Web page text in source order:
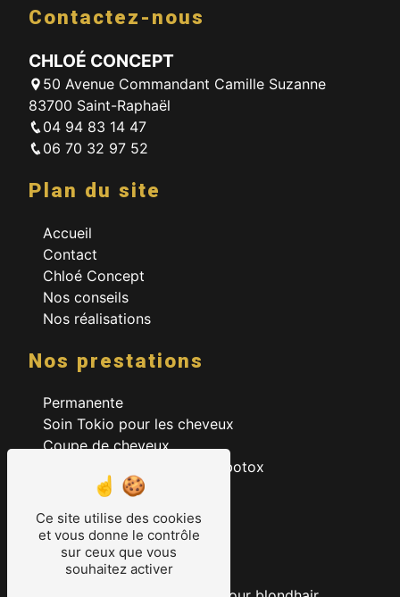
Contactez-nous
CHLOÉ CONCEPT
50 Avenue Commandant Camille Suzanne
83700 Saint-Raphaël
04 94 83 14 47
06 70 32 97 52
Plan du site
Accueil
Contact
Chloé Concept
Nos conseils
Nos réalisations
Nos prestations
Permanente
Soin Tokio pour les cheveux
Coupe de cheveux
Lissage à la kératine et au botox
Coloration
Ombré hair
Dégradés
Undercut
Visagiste Homme Femme
Ce site utilise des cookies
et vous donne le contrôle
sur ceux que vous
souhaitez activer